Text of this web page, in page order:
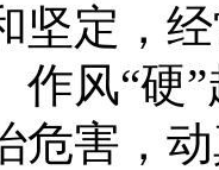
坚定，
作风“硬
危害，